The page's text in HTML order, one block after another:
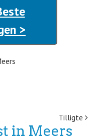
>
Tilligte
in Meers